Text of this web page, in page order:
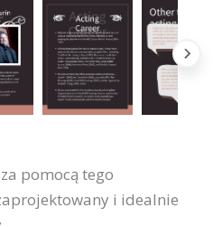
pomocą tego
i idealnie